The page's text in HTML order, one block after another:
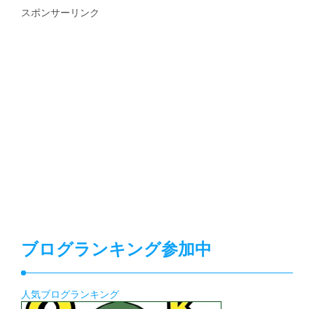
スポンサーリンク
ブログランキング参加中
人気ブログランキング